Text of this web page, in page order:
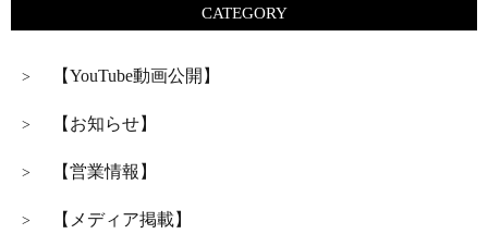
CATEGORY
> 【YouTube動画公開】
> 【お知らせ】
> 【営業情報】
> 【メディア掲載】